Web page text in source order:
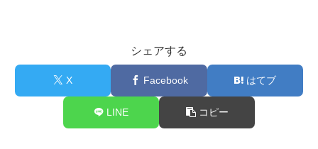
シェアする
X Facebook はてブ
LINE コピー